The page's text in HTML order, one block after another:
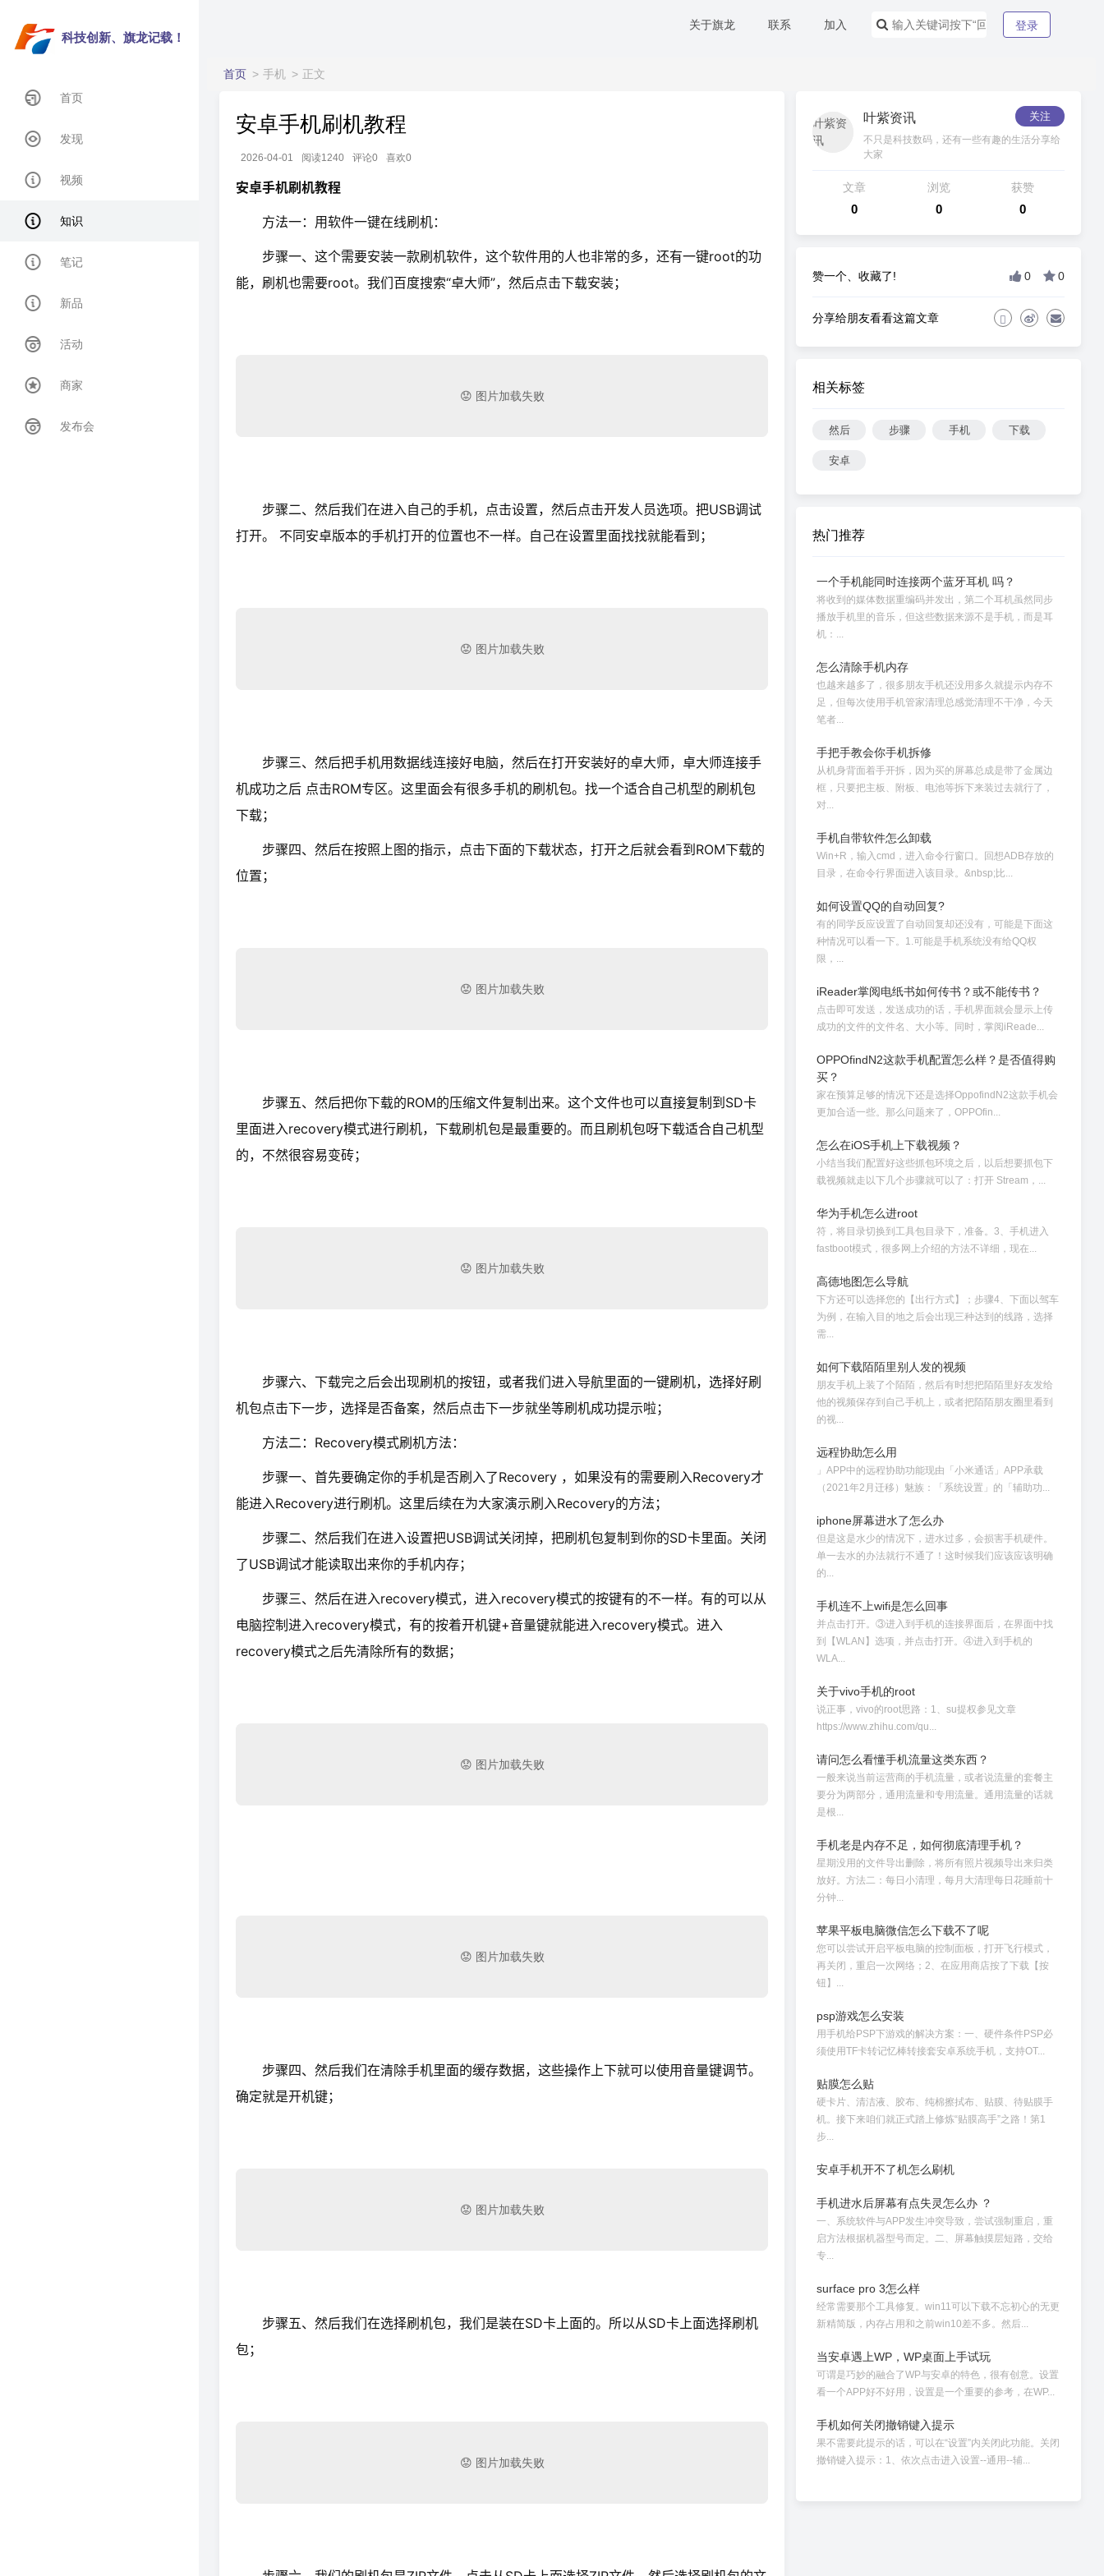
科技创新、旗龙记载！
首页
发现
视频
知识
笔记
新品
活动
商家
发布会
关于旗龙 联系 加入 登录
首页 手机 正文
安卓手机刷机教程
2026-04-01 阅读1240 评论0 喜欢0
安卓手机刷机教程
方法一：用软件一键在线刷机：
步骤一、这个需要安装一款刷机软件，这个软件用的人也非常的多，还有一键root的功
能，刷机也需要root。我们百度搜索“卓大师”，然后点击下载安装；
步骤二、然后我们在进入自己的手机，点击设置，然后点击开发人员选项。把USB调试
打开。 不同安卓版本的手机打开的位置也不一样。自己在设置里面找找就能看到；
步骤三、然后把手机用数据线连接好电脑，然后在打开安装好的卓大师，卓大师连接手
机成功之后 点击ROM专区。这里面会有很多手机的刷机包。找一个适合自己机型的刷机包
下载；
步骤四、然后在按照上图的指示，点击下面的下载状态，打开之后就会看到ROM下载的
位置；
步骤五、然后把你下载的ROM的压缩文件复制出来。这个文件也可以直接复制到SD卡
里面进入recovery模式进行刷机，下载刷机包是最重要的。而且刷机包呀下载适合自己机型
的，不然很容易变砖；
步骤六、下载完之后会出现刷机的按钮，或者我们进入导航里面的一键刷机，选择好刷
机包点击下一步，选择是否备案，然后点击下一步就坐等刷机成功提示啦；
方法二：Recovery模式刷机方法：
步骤一、首先要确定你的手机是否刷入了Recovery ，如果没有的需要刷入Recovery才
能进入Recovery进行刷机。这里后续在为大家演示刷入Recovery的方法；
步骤二、然后我们在进入设置把USB调试关闭掉，把刷机包复制到你的SD卡里面。关闭
了USB调试才能读取出来你的手机内存；
步骤三、然后在进入recovery模式，进入recovery模式的按键有的不一样。有的可以从
电脑控制进入recovery模式，有的按着开机键+音量键就能进入recovery模式。进入
recovery模式之后先清除所有的数据；
步骤四、然后我们在清除手机里面的缓存数据，这些操作上下就可以使用音量键调节。
确定就是开机键；
步骤五、然后我们在选择刷机包，我们是装在SD卡上面的。所以从SD卡上面选择刷机
包；
叶紫资讯 关注
不只是科技数码，还有一些有趣的生活分享给
大家
文章
0
浏览
0
获赞
0
赞一个、收藏了! 0 0
分享给朋友看看这篇文章
相关标签
然后 步骤 手机 下载
安卓
热门推荐
一个手机能同时连接两个蓝牙耳机 吗？
将收到的媒体数据重编码并发出，第二个耳机虽然同步
播放手机里的音乐，但这些数据来源不是手机，而是耳
机：...
怎么清除手机内存
也越来越多了，很多朋友手机还没用多久就提示内存不
足，但每次使用手机管家清理总感觉清理不干净，今天
笔者...
手把手教会你手机拆修
从机身背面着手开拆，因为买的屏幕总成是带了金属边
框，只要把主板、附板、电池等拆下来装过去就行了，
对...
手机自带软件怎么卸载
Win+R，输入cmd，进入命令行窗口。回想ADB存放的
目录，在命令行界面进入该目录。&nbsp;比...
如何设置QQ的自动回复?
有的同学反应设置了自动回复却还没有，可能是下面这
种情况可以看一下。1.可能是手机系统没有给QQ权
限，...
iReader掌阅电纸书如何传书？或不能传书？
点击即可发送，发送成功的话，手机界面就会显示上传
成功的文件的文件名、大小等。同时，掌阅iReade...
OPPOfindN2这款手机配置怎么样？是否值得购
买？
家在预算足够的情况下还是选择OppofindN2这款手机会
更加合适一些。那么问题来了，OPPOfin...
怎么在iOS手机上下载视频？
小结当我们配置好这些抓包环境之后，以后想要抓包下
载视频就走以下几个步骤就可以了：打开 Stream，...
华为手机怎么进root
符，将目录切换到工具包目录下，准备。3、手机进入
fastboot模式，很多网上介绍的方法不详细，现在...
高德地图怎么导航
下方还可以选择您的【出行方式】；步骤4、下面以驾车
为例，在输入目的地之后会出现三种达到的线路，选择
需...
如何下载陌陌里别人发的视频
朋友手机上装了个陌陌，然后有时想把陌陌里好友发给
他的视频保存到自己手机上，或者把陌陌朋友圈里看到
的视...
远程协助怎么用
」APP中的远程协助功能现由「小米通话」APP承载
（2021年2月迁移）魅族：「系统设置」的「辅助功...
iphone屏幕进水了怎么办
但是这是水少的情况下，进水过多，会损害手机硬件。
单一去水的办法就行不通了！这时候我们应该应该明确
的...
手机连不上wifi是怎么回事
并点击打开。③进入到手机的连接界面后，在界面中找
到【WLAN】选项，并点击打开。④进入到手机的
WLA...
关于vivo手机的root
说正事，vivo的root思路：1、su提权参见文章
https://www.zhihu.com/qu...
请问怎么看懂手机流量这类东西？
一般来说当前运营商的手机流量，或者说流量的套餐主
要分为两部分，通用流量和专用流量。通用流量的话就
是根...
手机老是内存不足，如何彻底清理手机？
星期没用的文件导出删除，将所有照片视频导出来归类
放好。方法二：每日小清理，每月大清理每日花睡前十
分钟...
苹果平板电脑微信怎么下载不了呢
您可以尝试开启平板电脑的控制面板，打开飞行模式，
再关闭，重启一次网络；2、在应用商店按了下载【按
钮】...
psp游戏怎么安装
用手机给PSP下游戏的解决方案：一、硬件条件PSP必
须使用TF卡转记忆棒转接套安卓系统手机，支持OT...
贴膜怎么贴
硬卡片、清洁液、胶布、纯棉擦拭布、贴膜、待贴膜手
机。接下来咱们就正式踏上修炼“贴膜高手”之路！第1
步...
安卓手机开不了机怎么刷机
手机进水后屏幕有点失灵怎么办 ？
一、系统软件与APP发生冲突导致，尝试强制重启，重
启方法根据机器型号而定。二、屏幕触摸层短路，交给
专...
surface pro 3怎么样
经常需要那个工具修复。win11可以下载不忘初心的无更
新精简版，内存占用和之前win10差不多。然后...
当安卓遇上WP，WP桌面上手试玩
可谓是巧妙的融合了WP与安卓的特色，很有创意。设置
看一个APP好不好用，设置是一个重要的参考，在WP...
手机如何关闭撤销键入提示
果不需要此提示的话，可以在“设置”内关闭此功能。关闭
撤销键入提示：1、依次点击进入设置--通用--辅...